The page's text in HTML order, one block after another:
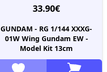
33.90€
GUNDAM - RG 1/144 XXXG-
01W Wing Gundam EW -
Model Kit 13cm